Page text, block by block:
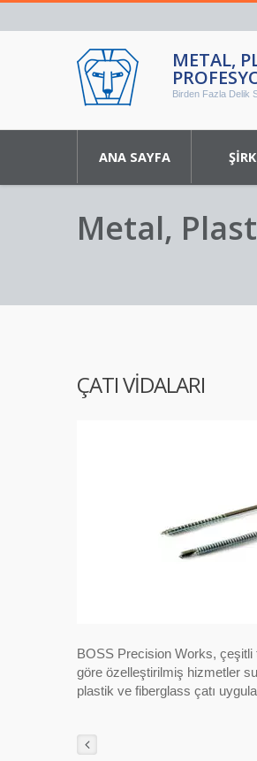
METAL,
Birden Fazla Delik
ANA SAYFA
Metal,
ÇATI VIDALARI
BOSS Precision Works, çeşitli
göre özelleştirilmiş hizmetler
plastik ve fiberglass çatı